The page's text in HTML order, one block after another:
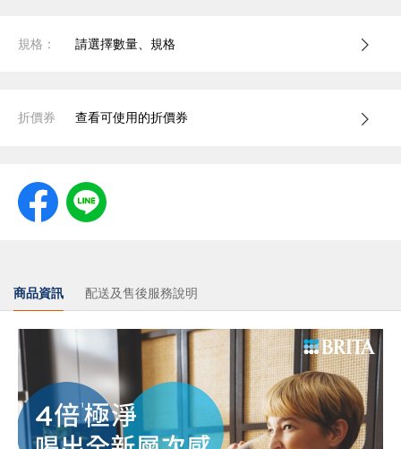
規格： 請選擇數量、規格
折價券 查看可使用的折價券
商品資訊 配送及售後服務說明